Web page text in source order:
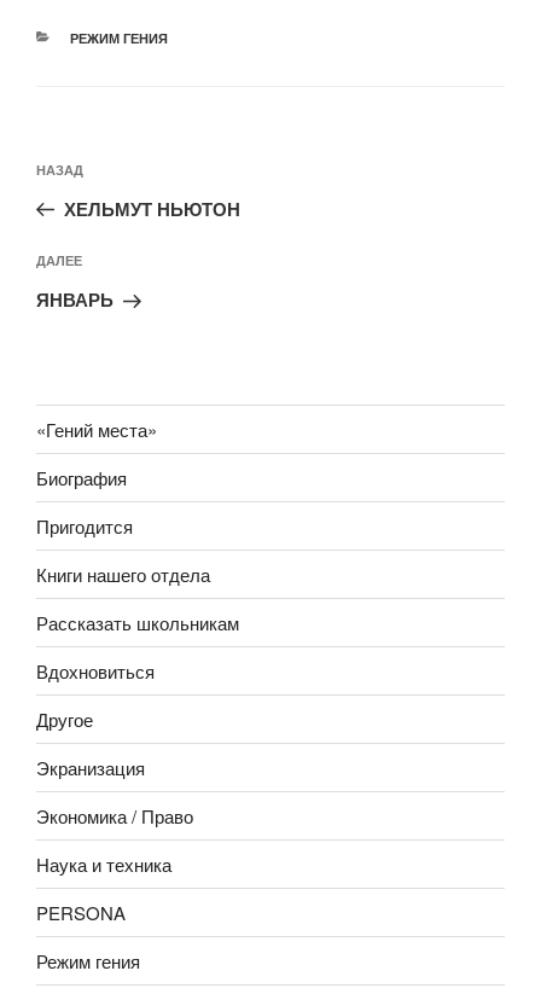
РУБРИКИ
РЕЖИМ ГЕНИЯ
по
записям
Предыдущая
запись:
НАЗАД
ХЕЛЬМУТ НЬЮТОН
Следующая
запись
ДАЛЕЕ
ЯНВАРЬ
«Гений места»
Биография
Пригодится
Книги нашего отдела
Рассказать школьникам
Вдохновиться
Другое
Экранизация
Экономика / Право
Наука и техника
PERSONA
Режим гения